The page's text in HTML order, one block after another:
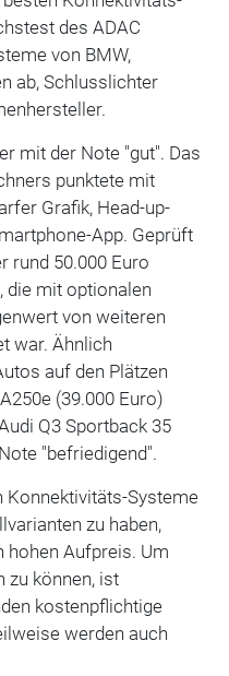
des ADAC
von BMW,
ab, Schlusslichter
mit der Note "gut". Das
punktete mit
Grafik, Head-up-
App. Geprüft
rund 50.000 Euro
die mit optionalen
von weiteren
war. Ähnlich
auf den Plätzen
(39.000 Euro)
Q3 Sportback 35
"befriedigend".
Konnektivitäts-Systeme
zu haben,
hohen Aufpreis. Um
zu können, ist
kostenpflichtige
werden auch